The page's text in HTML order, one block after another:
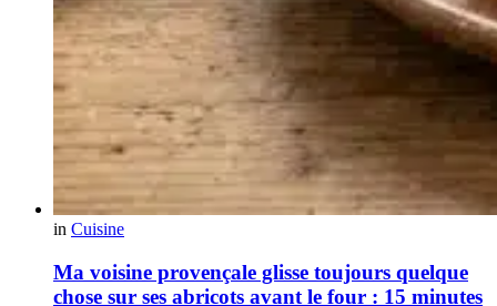
in Cuisine
Ma voisine provençale glisse toujours quelque
chose sur ses abricots avant le four : 15 minutes